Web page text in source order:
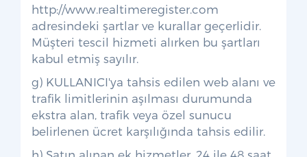
http://www.realtimeregister.com
adresindeki şartlar ve kurallar geçerlidir.
Müşteri tescil hizmeti alırken bu şartları
kabul etmiş sayılır.
g) KULLANICI'ya tahsis edilen web alanı ve
trafik limitlerinin aşılması durumunda
ekstra alan, trafik veya özel sunucu
belirlenen ücret karşılığında tahsis edilir.
h) Satın alınan ek hizmetler, 24 ile 48 saat